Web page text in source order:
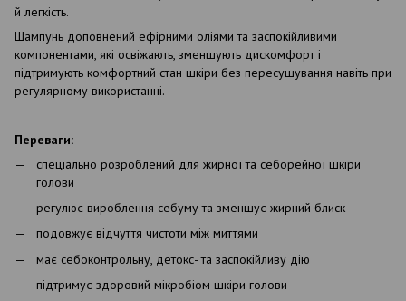
й легкість.
Шампунь доповнений ефірними оліями та заспокійливими
компонентами, які освіжають, зменшують дискомфорт і
підтримують комфортний стан шкіри без пересушування навіть при
регулярному використанні.
Переваги:
спеціально розроблений для жирної та себорейної шкіри
голови
регулює вироблення себуму та зменшує жирний блиск
подовжує відчуття чистоти між миттями
має себоконтрольну, детокс- та заспокійливу дію
підтримує здоровий мікробіом шкіри голови